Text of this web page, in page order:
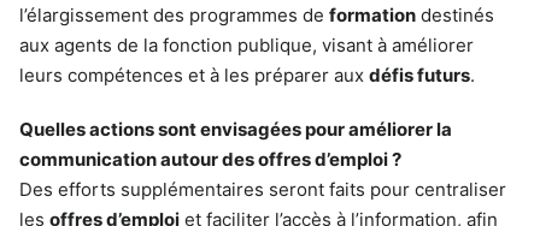
l’élargissement des programmes de formation destinés
aux agents de la fonction publique, visant à améliorer
leurs compétences et à les préparer aux défis futurs.
Quelles actions sont envisagées pour améliorer la
communication autour des offres d’emploi ?
Des efforts supplémentaires seront faits pour centraliser
les offres d’emploi et faciliter l’accès à l’information, afin